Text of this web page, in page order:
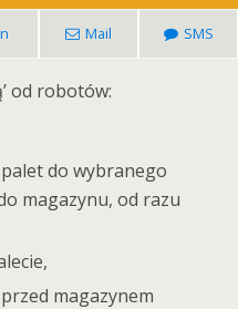
Mail SMS
od robotów:
do wybranego
magazynu, od razu
magazynem